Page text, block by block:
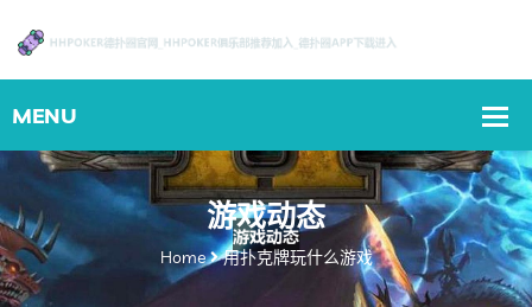
游戏动态
Home 用扑克牌玩什么游戏